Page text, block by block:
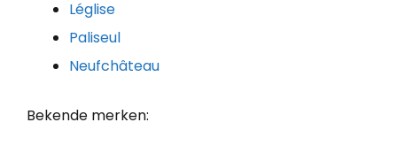
Léglise
Paliseul
Neufchâteau
Bekende merken: